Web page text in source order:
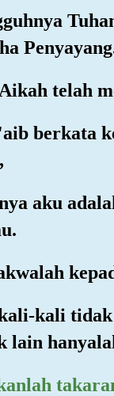
telah
berkata
aku
kali